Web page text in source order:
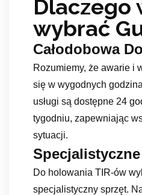
Dlaczego
wybrać
Całodobowa
Rozumiemy, że awarie i
się w wygodnych
usługi są dostępne 24
tygodniu, zapewniając
sytuacji.
Do holowania TIR-ów
specjalistyczny sprzęt.